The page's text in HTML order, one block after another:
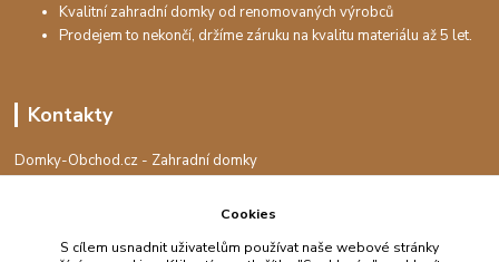
Kvalitní zahradní domky od renomovaných výrobců
Prodejem to nekončí, držíme záruku na kvalitu materiálu až 5 let.
Kontakty
Domky-Obchod.cz - Zahradní domky
+420 730 501 925
info@domky-obchod.cz
Cookies
S cílem usnadnit uživatelům používat naše webové stránky